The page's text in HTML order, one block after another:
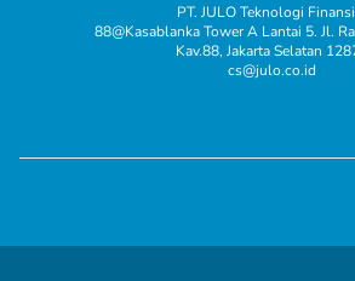
PT. JULO Teknologi
88@Kasablanka Tower A Lantai 5. Jl.
Kav.88, Jakarta Selatan
cs@julo.co.id